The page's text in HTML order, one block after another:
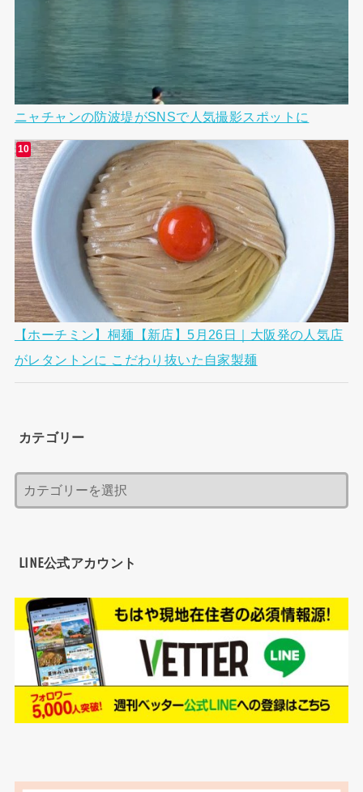
ニャチャンの防波堤がSNSで人気撮影スポットに
【ホーチミン】桐麺【新店】5月26日｜大阪発の人気店
がレタントンに こだわり抜いた自家製麺
カテゴリー
LINE公式アカウント